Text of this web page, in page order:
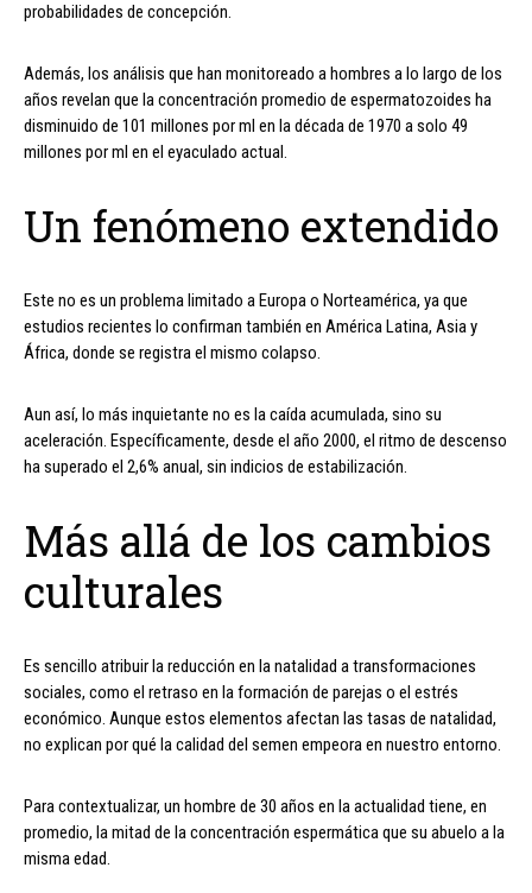
probabilidades de concepción.
Además, los análisis que han monitoreado a hombres a lo largo de los
años revelan que la concentración promedio de espermatozoides ha
disminuido de 101 millones por ml en la década de 1970 a solo 49
millones por ml en el eyaculado actual.
Un fenómeno extendido
Este no es un problema limitado a Europa o Norteamérica, ya que
estudios recientes lo confirman también en América Latina, Asia y
África, donde se registra el mismo colapso.
Aun así, lo más inquietante no es la caída acumulada, sino su
aceleración. Específicamente, desde el año 2000, el ritmo de descenso
ha superado el 2,6% anual, sin indicios de estabilización.
Más allá de los cambios
culturales
Es sencillo atribuir la reducción en la natalidad a transformaciones
sociales, como el retraso en la formación de parejas o el estrés
económico. Aunque estos elementos afectan las tasas de natalidad,
no explican por qué la calidad del semen empeora en nuestro entorno.
Para contextualizar, un hombre de 30 años en la actualidad tiene, en
promedio, la mitad de la concentración espermática que su abuelo a la
misma edad.